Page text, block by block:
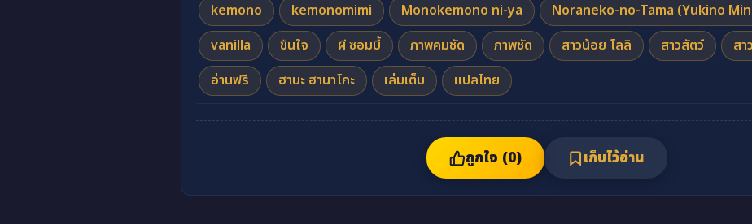
kemono
kemonomimi Monokemono ni-ya Noraneko-no-Tama (Yukino
vanilla
ขืนใจ ผี ซอมบี้ ภาพคมชัด ภาพชัด สาวน้อย โลลิ สาวสัตว์ สา
อ่านฟรี
ฮานะ ฮานาโกะ เล่มเต็ม แปลไทย
ถูกใจ (0) เก็บไว้อ่าน